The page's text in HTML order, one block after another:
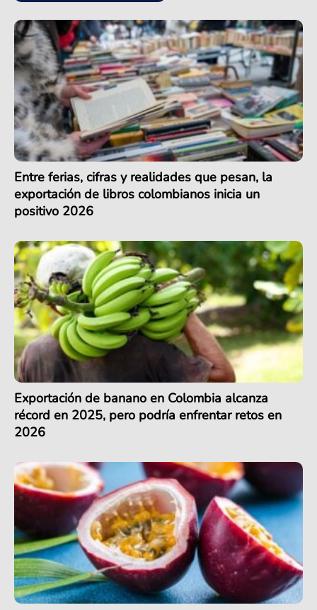
Entre ferias, cifras y realidades que pesan, la
exportación de libros colombianos inicia un
positivo 2026
Exportación de banano en Colombia alcanza
récord en 2025, pero podría enfrentar retos en
2026